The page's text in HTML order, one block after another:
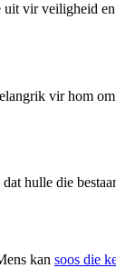
vir veiligheid
vir hom
hulle die
kan soos die